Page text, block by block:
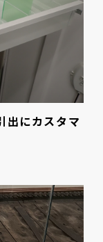
出にカスタマ